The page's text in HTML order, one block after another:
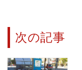
次の記事